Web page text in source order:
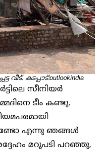
കടപ്പാട്:outlookindia
സീനിയർ
ടീം കണ്ടു.
എന്നു ഞങ്ങൾ
മറുപടി പറഞ്ഞു,